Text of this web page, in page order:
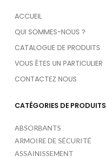
ACCUEIL
QUI SOMMES-NOUS ?
CATALOGUE DE PRODUITS
VOUS ÊTES UN PARTICULIER
CONTACTEZ NOUS
CATÉGORIES DE PRODUITS
ABSORBANTS
ARMOIRE DE SÉCURITÉ
ASSAINISSEMENT